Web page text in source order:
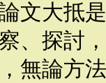
大抵是
、探討
， 無論方